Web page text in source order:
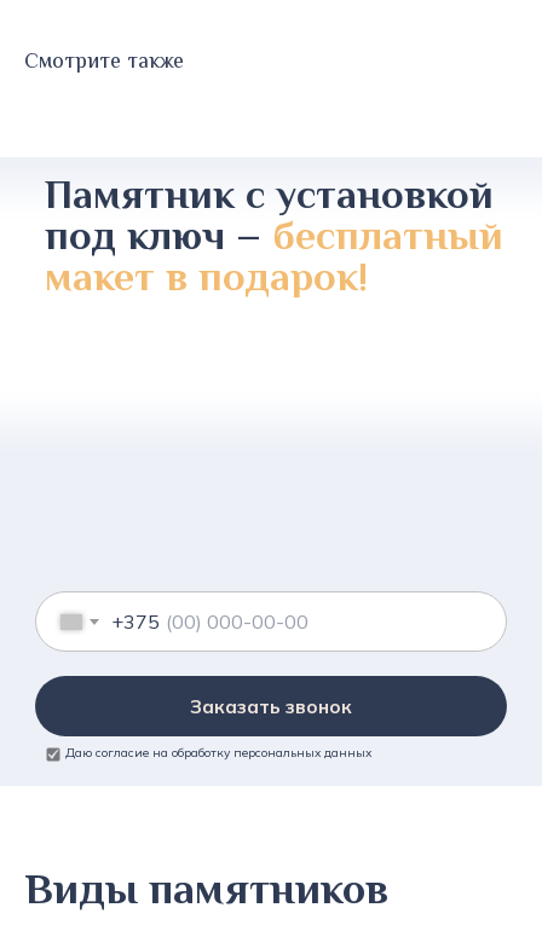
Смотрите также
Памятник с установкой
под ключ – бесплатный
макет в подарок!
+375
Заказать звонок
Даю согласие на обработку персональных данных
Виды памятников